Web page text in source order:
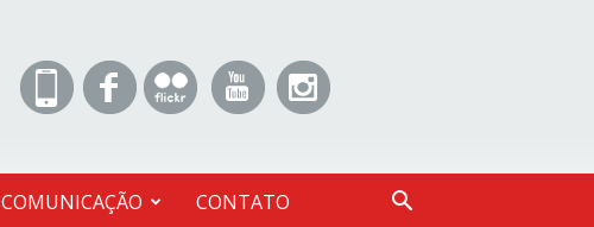
COMUNICAÇÃO CONTATO